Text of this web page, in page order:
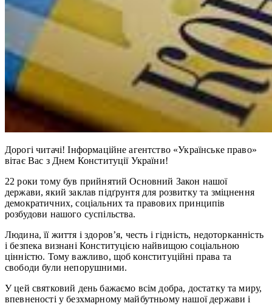
Дорогі читачі! Інформаційне агентство «Українське право»
вітає Вас з Днем Конституції України!
22 роки тому був прийнятий Основний Закон нашої
держави, який заклав підґрунтя для розвитку та зміцнення
демократичних, соціальних та правових принципів
розбудови нашого суспільства.
Людина, її життя і здоров’я, честь і гідність, недоторканність
і безпека визнані Конституцією найвищою соціальною
цінністю. Тому важливо, щоб конституційні права та
свободи були непорушними.
У цей святковий день бажаємо всім добра, достатку та миру,
впевненості у безхмарному майбутньому нашої держави і